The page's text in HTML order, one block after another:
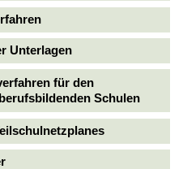
Unterlagen
für den
Schulen